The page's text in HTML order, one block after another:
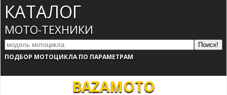
КАТАЛОГ
МОТО-ТЕХНИКИ
ПОДБОР МОТОЦИКЛА ПО ПАРАМЕТРАМ
BAZAMOTO